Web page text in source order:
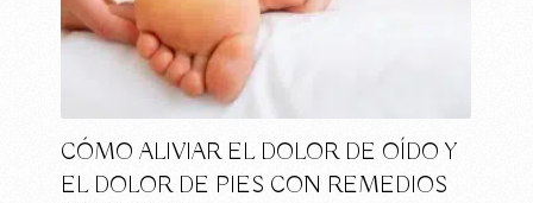
CÓMO ALIVIAR EL DOLOR DE OÍDO Y
EL DOLOR DE PIES CON REMEDIOS